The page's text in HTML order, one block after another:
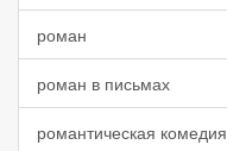
роман
роман в письмах
романтическая комедия